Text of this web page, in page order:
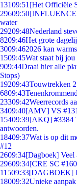
13109:51 [Het Officiële
29609:50
water
29209:48Nederland
8209:46Het grote
3009:462026 kan
1509:45Wat staat bij
909:44Draai hier alle
Stops)
19209:43Touwtrekken
6809:43
23309:42Weerrecords
3409:40[AMV] VS
15409:39[AKQ] #3384
antwoorden.
18409:37Wat is op dit
#12
2609:34[Dagboek] Veel
29609:34[CRE SC
11509:33[DAGBOEK]
18009:32Unieke